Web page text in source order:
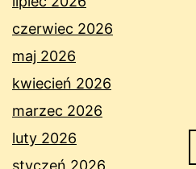
czerwiec 2026
maj 2026
kwiecień 2026
marzec 2026
luty 2026
styczeń 2026